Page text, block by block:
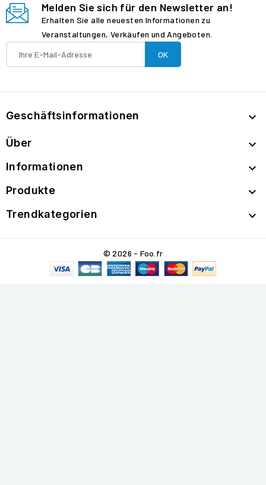
Melden Sie sich für den Newsletter an!
Erhalten Sie alle neuesten Informationen zu
Veranstaltungen, Verkäufen und Angeboten.
Geschäftsinformationen 
Über 
Informationen 
Produkte 
Trendkategorien 
© 2026 - Foo.fr